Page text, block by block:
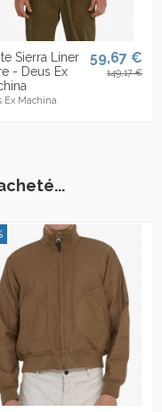
Sierra Liner
- Deus Ex
Ex Machina
59,67 €
149,17 €